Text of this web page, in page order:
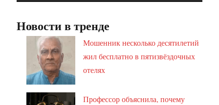
Новости в тренде
Мошенник несколько десятилетий
жил бесплатно в пятизвёздочных
отелях
Профессор объяснила, почему